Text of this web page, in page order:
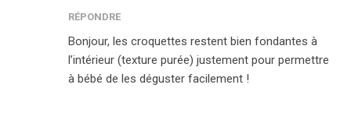
RÉPONDRE
Bonjour, les croquettes restent bien fondantes à
l’intérieur (texture purée) justement pour permettre
à bébé de les déguster facilement !